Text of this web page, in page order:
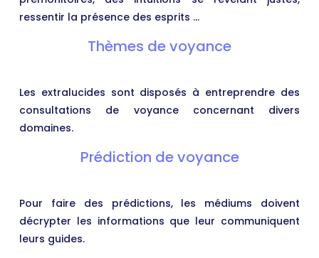
ressentir la présence des esprits …
Thèmes de voyance
Les extralucides sont disposés à entreprendre des
consultations de voyance concernant divers
domaines.
Prédiction de voyance
Pour faire des prédictions, les médiums doivent
décrypter les informations que leur communiquent
leurs guides.